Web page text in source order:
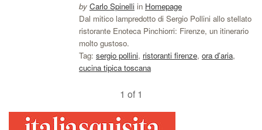
by Carlo Spinelli in Homepage
Dal mitico lampredotto di Sergio Pollini allo stellato
ristorante Enoteca Pinchiorri: Firenze, un itinerario
molto gustoso.
Tag: sergio pollini, ristoranti firenze, ora d’aria,
cucina tipica toscana
1 of 1